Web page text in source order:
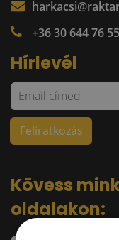
+36 30 644 76 55
Hírlevél
Kövess
oldalakon: